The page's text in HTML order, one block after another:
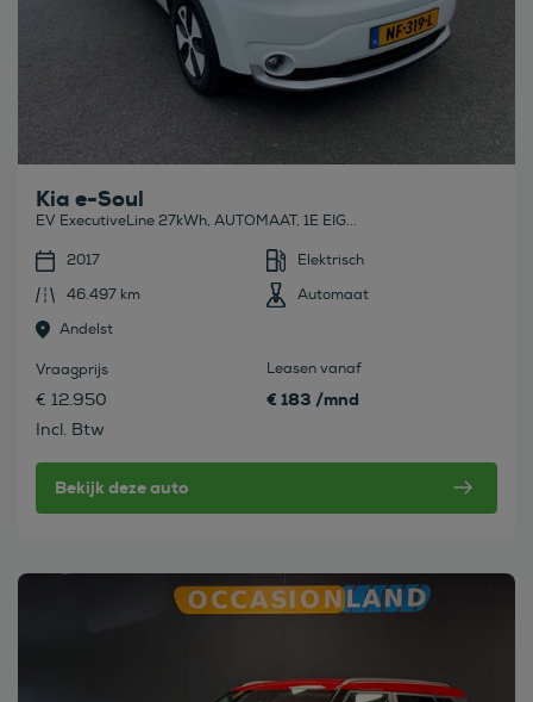
Kia e-Soul
EV ExecutiveLine 27kWh, AUTOMAAT, 1E EIG...
2017
Elektrisch
46.497 km
Automaat
Andelst
Vraagprijs
€ 12.950
Incl. Btw
Leasen vanaf
€ 183 /mnd
Bekijk deze auto